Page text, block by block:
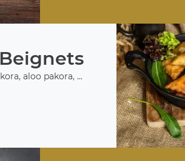
aloo pakora, ...